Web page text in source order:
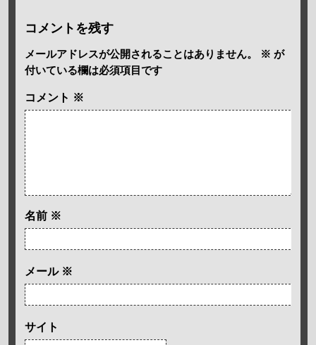
コメントを残す
メールアドレスが公開されることはありません。 ※ が
付いている欄は必須項目です
コメント ※
名前 ※
メール ※
サイト